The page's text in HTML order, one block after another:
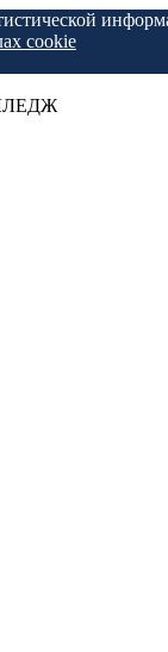
cookie